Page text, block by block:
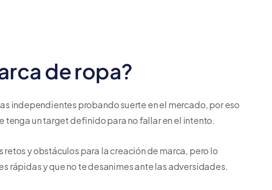
de ropa?
independientes probando suerte en el mercado, por eso
tenga un target definido para no fallar en el intento.
y obstáculos para la creación de marca, pero lo
rápidas y que no te desanimes ante las adversidades.